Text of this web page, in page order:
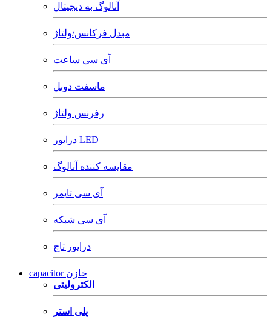
آنالوگ به دیجیتال
مبدل فرکانس/ولتاژ
آی سی ساعت
ماسفت دوبل
رفرنس ولتاژ
درایور LED
مقایسه کننده آنالوگ
آی سی تایمر
آی سی شبکه
درایور تاچ
capacitor خازن
الکترولیتی
پلی استر